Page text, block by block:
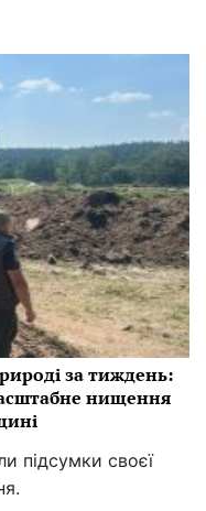
за тиждень:
нищення
підсумки своєї